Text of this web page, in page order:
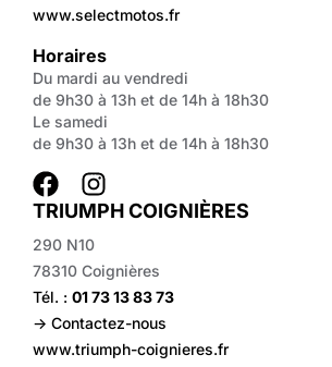
www.selectmotos.fr
Horaires
Du mardi au vendredi
de 9h30 à 13h et de 14h à 18h30
Le samedi
de 9h30 à 13h et de 14h à 18h30
TRIUMPH COIGNIÈRES
290 N10
78310 Coignières
Tél. : 01 73 13 83 73
-> Contactez-nous
www.triumph-coignieres.fr